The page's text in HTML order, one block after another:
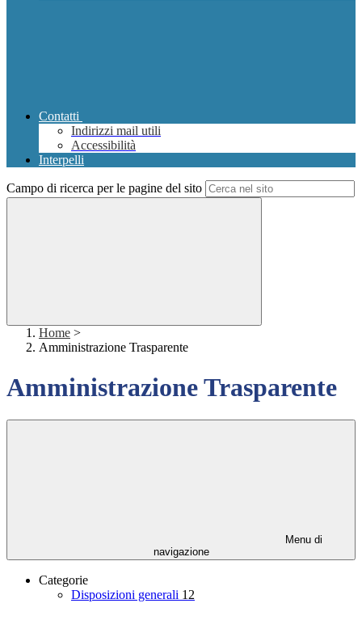
Contatti
Indirizzi mail utili
Accessibilità
Interpelli
Campo di ricerca per le pagine del sito
Home >
Amministrazione Trasparente
Amministrazione Trasparente
Menu di
navigazione
Categorie
Disposizioni generali 12